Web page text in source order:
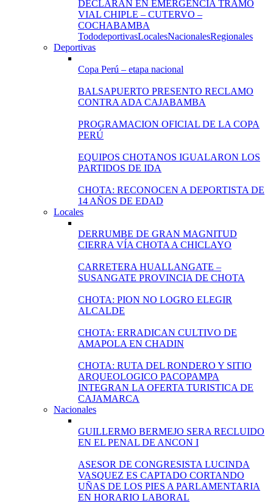
DECLARAN EN EMERGENCIA TRAMO
VIAL CHIPLE – CUTERVO –
COCHABAMBA
TododeportivasLocalesNacionalesRegionales
Deportivas
Copa Perú – etapa nacional
BALSAPUERTO PRESENTO RECLAMO
CONTRA ADA CAJABAMBA
PROGRAMACION OFICIAL DE LA COPA
PERÚ
EQUIPOS CHOTANOS IGUALARON LOS
PARTIDOS DE IDA
CHOTA: RECONOCEN A DEPORTISTA DE
14 AÑOS DE EDAD
Locales
DERRUMBE DE GRAN MAGNITUD
CIERRA VÍA CHOTA A CHICLAYO
CARRETERA HUALLANGATE –
SUSANGATE PROVINCIA DE CHOTA
CHOTA: PION NO LOGRO ELEGIR
ALCALDE
CHOTA: ERRADICAN CULTIVO DE
AMAPOLA EN CHADIN
CHOTA: RUTA DEL RONDERO Y SITIO
ARQUEOLOGICO PACOPAMPA
INTEGRAN LA OFERTA TURISTICA DE
CAJAMARCA
Nacionales
GUILLERMO BERMEJO SERA RECLUIDO
EN EL PENAL DE ANCON I
ASESOR DE CONGRESISTA LUCINDA
VASQUEZ ES CAPTADO CORTANDO
UÑAS DE LOS PIES A PARLAMENTARIA
EN HORARIO LABORAL